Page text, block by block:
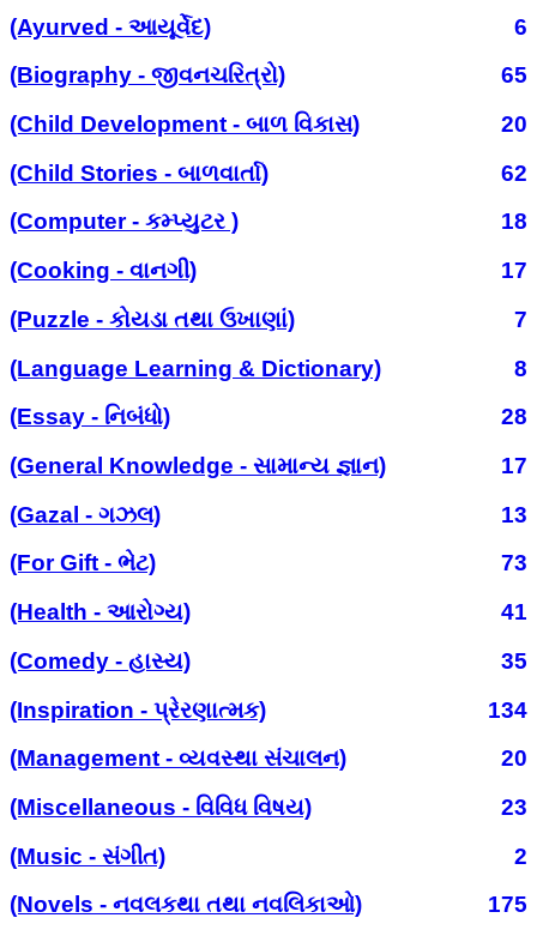
(Ayurved - આયૂર્વેદ)
6
(Biography - જીવનચરિત્રો)
65
(Child Development - બાળ વિકાસ)
20
(Child Stories - બાળવાર્તા)
62
(Computer - કમ્પ્યુટર )
18
(Cooking - વાનગી)
17
(Puzzle - કોયડા તથા ઉખાણાં)
7
(Language Learning & Dictionary)
8
(Essay - નિબંધો)
28
(General Knowledge - સામાન્ય જ્ઞાન)
17
(Gazal - ગઝલ)
13
(For Gift - ભેટ)
73
(Health - આરોગ્ય)
41
(Comedy - હાસ્ય)
35
(Inspiration - પ્રેરણાત્મક)
134
(Management - વ્યવસ્થા સંચાલન)
20
(Miscellaneous - વિવિધ વિષય)
23
(Music - સંગીત)
2
(Novels - નવલકથા તથા નવલિકાઓ)
175